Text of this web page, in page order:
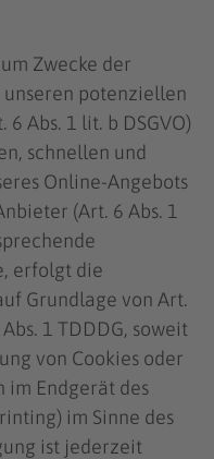
Zwecke der
potenziellen
Abs. 1 lit. b DSGVO)
schnellen und
Online-Angebots
(Art. 6 Abs. 1
erfolgt die
Grundlage von Art.
1 TDDDG, soweit
von Cookies oder
Endgerät des
im Sinne des
ist jederzeit